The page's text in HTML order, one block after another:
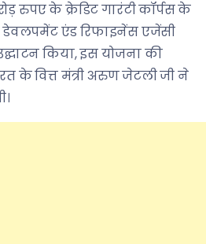
रुपए के क्रेडिट गारंटी कॉर्पस के
डेवलपमेंट एंड रिफाइनेंस एजेंसी
किया, इस योजना की
के वित्त मंत्री अरुण जेटली जी ने